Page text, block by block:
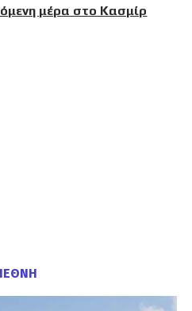
μέρα στο Κασμίρ